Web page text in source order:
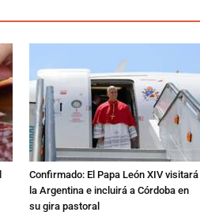
Confirmado: El Papa León XIV visitará
la Argentina e incluirá a Córdoba en
su gira pastoral